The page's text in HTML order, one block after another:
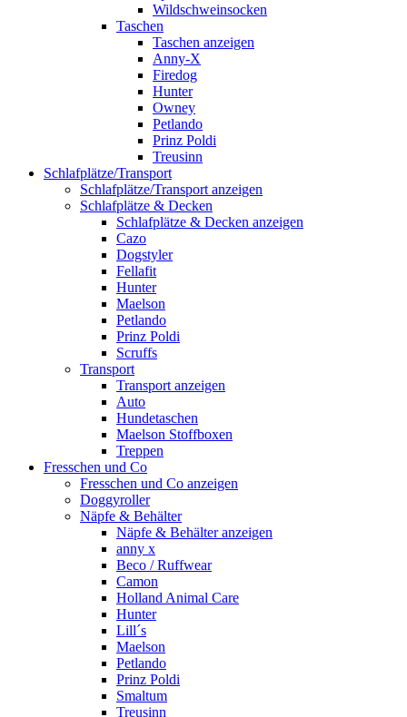
Wildschweinsocken
Taschen
Taschen anzeigen
Anny-X
Firedog
Hunter
Owney
Petlando
Prinz Poldi
Treusinn
Schlafplätze/Transport
Schlafplätze/Transport anzeigen
Schlafplätze & Decken
Schlafplätze & Decken anzeigen
Cazo
Dogstyler
Fellafit
Hunter
Maelson
Petlando
Prinz Poldi
Scruffs
Transport
Transport anzeigen
Auto
Hundetaschen
Maelson Stoffboxen
Treppen
Fresschen und Co
Fresschen und Co anzeigen
Doggyroller
Näpfe & Behälter
Näpfe & Behälter anzeigen
anny x
Beco / Ruffwear
Camon
Holland Animal Care
Hunter
Lill´s
Maelson
Petlando
Prinz Poldi
Smaltum
Treusinn